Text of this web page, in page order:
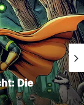
Perfekt